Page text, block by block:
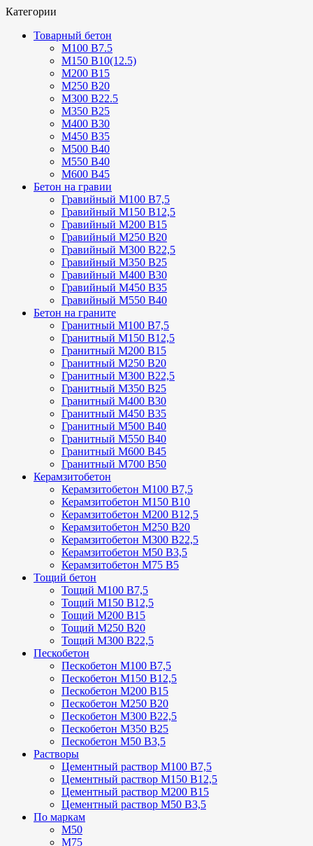
Категории
Товарный бетон
М100 В7.5
М150 В10(12.5)
М200 В15
М250 В20
М300 В22.5
М350 В25
М400 В30
М450 В35
М500 В40
М550 В40
М600 В45
Бетон на гравии
Гравийный М100 В7,5
Гравийный М150 В12,5
Гравийный М200 В15
Гравийный М250 В20
Гравийный М300 В22,5
Гравийный М350 В25
Гравийный М400 В30
Гравийный М450 В35
Гравийный М550 В40
Бетон на граните
Гранитный М100 В7,5
Гранитный М150 В12,5
Гранитный М200 В15
Гранитный М250 В20
Гранитный М300 В22,5
Гранитный М350 В25
Гранитный М400 В30
Гранитный М450 В35
Гранитный М500 В40
Гранитный М550 В40
Гранитный М600 В45
Гранитный М700 В50
Керамзитобетон
Керамзитобетон М100 В7,5
Керамзитобетон М150 В10
Керамзитобетон М200 В12,5
Керамзитобетон М250 В20
Керамзитобетон М300 В22,5
Керамзитобетон М50 В3,5
Керамзитобетон М75 В5
Тощий бетон
Тощий М100 В7,5
Тощий М150 В12,5
Тощий М200 В15
Тощий М250 В20
Тощий М300 В22,5
Пескобетон
Пескобетон М100 В7,5
Пескобетон М150 В12,5
Пескобетон М200 В15
Пескобетон М250 В20
Пескобетон М300 В22,5
Пескобетон М350 В25
Пескобетон М50 В3,5
Растворы
Цементный раствор М100 В7,5
Цементный раствор М150 В12,5
Цементный раствор М200 В15
Цементный раствор М50 В3,5
По маркам
М50
М75